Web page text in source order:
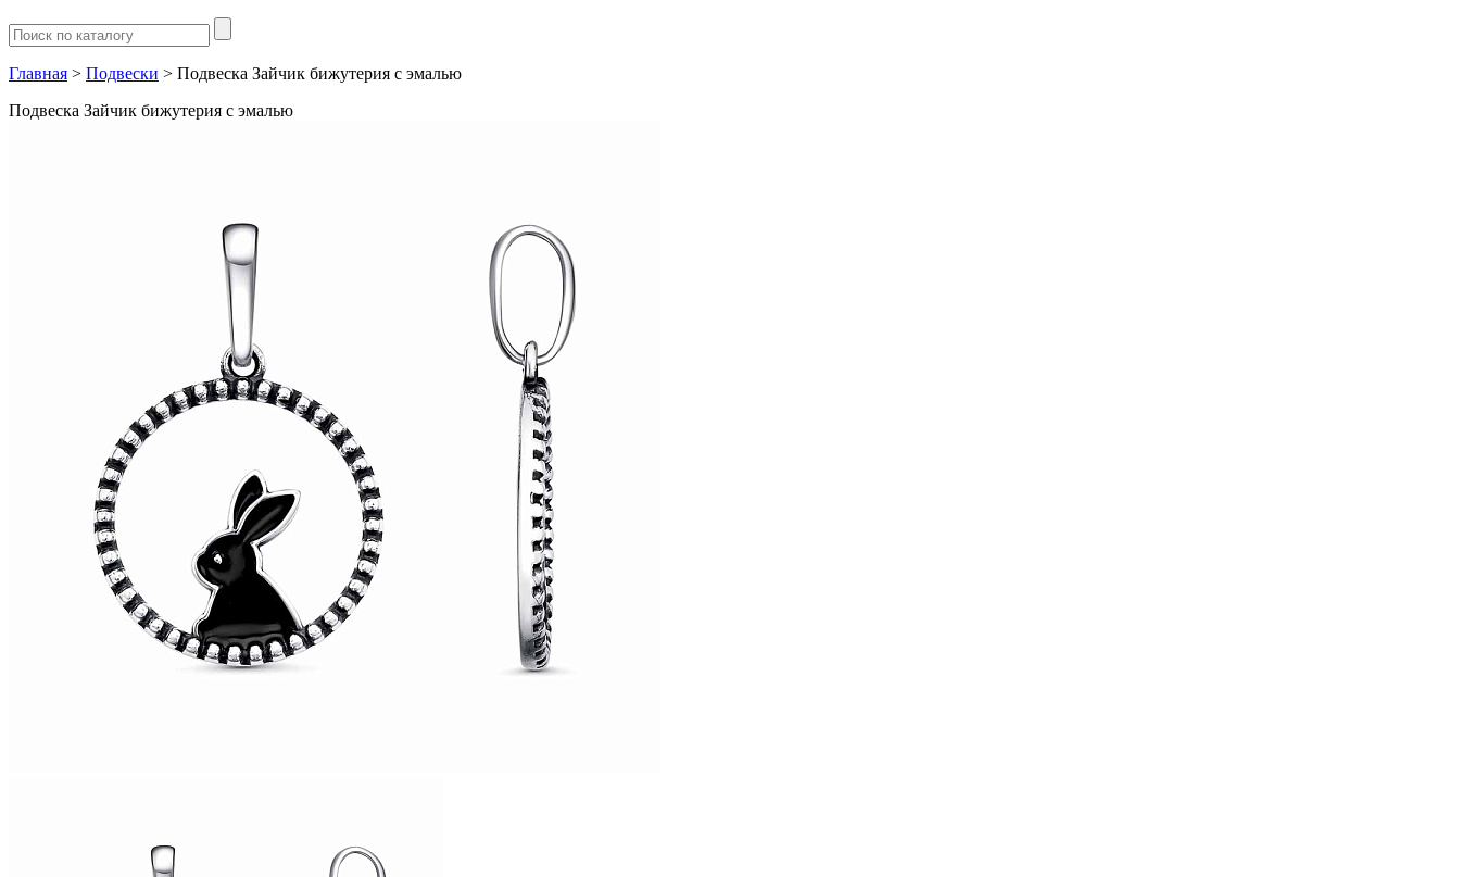
Главная > Подвески > Подвеска Зайчик бижутерия с эмалью
Подвеска Зайчик бижутерия с эмалью